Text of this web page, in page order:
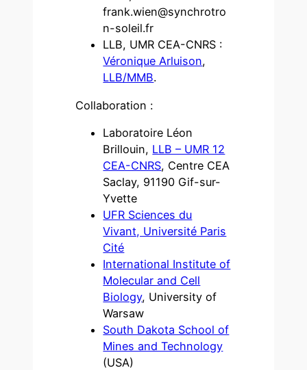
frank.wien@synchrotro
n-soleil.fr
LLB, UMR CEA-CNRS :
Véronique Arluison,
LLB/MMB.
Collaboration :
Laboratoire Léon
Brillouin, LLB – UMR 12
CEA-CNRS, Centre CEA
Saclay, 91190 Gif-sur-
Yvette
UFR Sciences du
Vivant, Université Paris
Cité
International Institute of
Molecular and Cell
Biology, University of
Warsaw
South Dakota School of
Mines and Technology
(USA)